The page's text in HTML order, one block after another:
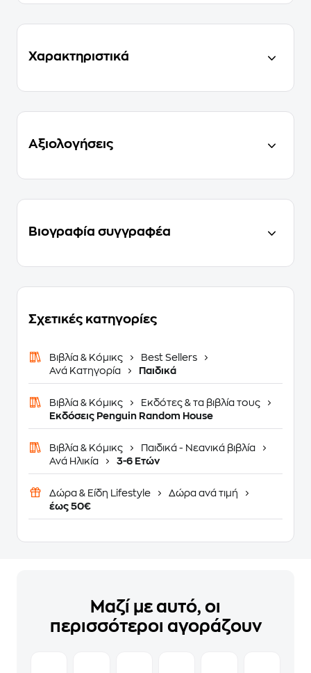
Χαρακτηριστικά
Αξιολογήσεις
Βιογραφία συγγραφέα
Σχετικές κατηγορίες
Βιβλία & Κόμικς
Best Sellers
Ανά Κατηγορία
Παιδικά
Βιβλία & Κόμικς
Εκδότες & τα βιβλία τους
Εκδόσεις Penguin Random House
Βιβλία & Κόμικς
Παιδικά - Νεανικά βιβλία
Ανά Ηλικία
3-6 Ετών
Δώρα & Είδη Lifestyle
Δώρα ανά τιμή
έως 50€
Μαζί με αυτό, οι
περισσότεροι αγοράζουν